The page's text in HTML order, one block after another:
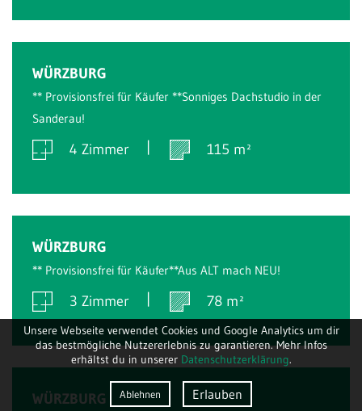
WÜRZBURG
** Provisionsfrei für Käufer **Sonniges Dachstudio in der
Sanderau!
4 Zimmer 115 m²
WÜRZBURG
** Provisionsfrei für Käufer**Aus ALT mach NEU!
3 Zimmer 78 m²
WÜRZBURG
Unsere Webseite verwendet Cookies und Google Analytics um dir
das bestmögliche Nutzererlebnis zu garantieren. Mehr Infos
erhältst du in unserer Datenschutzerklärung.
Ablehnen Erlauben